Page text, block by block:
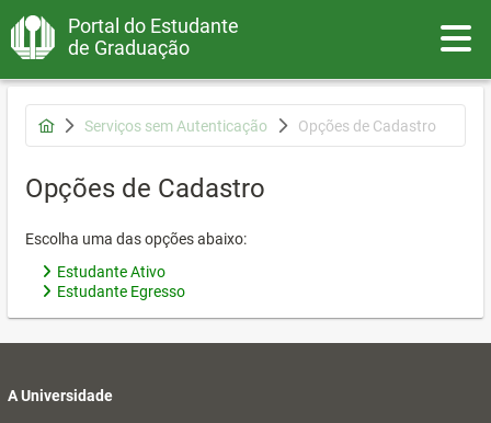
Portal do Estudante
de Graduação
Serviços sem Autenticação Opções de Cadastro
Opções de Cadastro
Escolha uma das opções abaixo:
Estudante Ativo
Estudante Egresso
A Universidade